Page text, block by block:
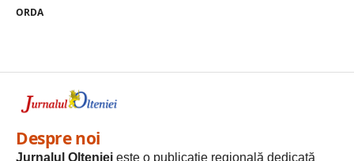
ORDA
Despre noi
Jurnalul Olteniei este o publicație regională dedicată